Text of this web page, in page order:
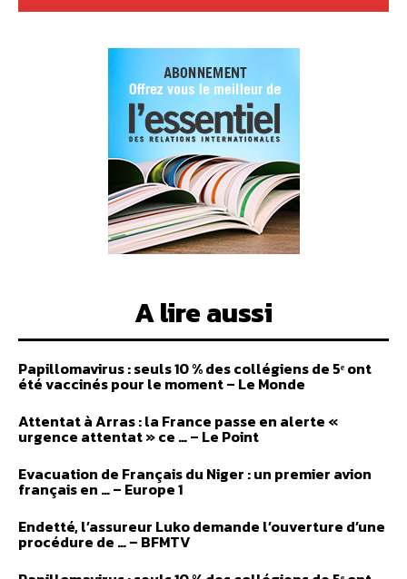
INTERNATIONAL
CULTURE & SOCIÉTÉ
LIBRAIRIE
S'abonner
A lire aussi
Papillomavirus : seuls 10 % des collégiens de 5ᵉ ont
été vaccinés pour le moment – Le Monde
Attentat à Arras : la France passe en alerte «
urgence attentat » ce … – Le Point
Evacuation de Français du Niger : un premier avion
français en … – Europe 1
Endetté, l’assureur Luko demande l’ouverture d’une
procédure de … – BFMTV